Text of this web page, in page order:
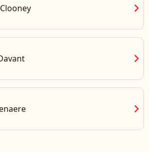
chevron_right
chevron_right
chevron_right